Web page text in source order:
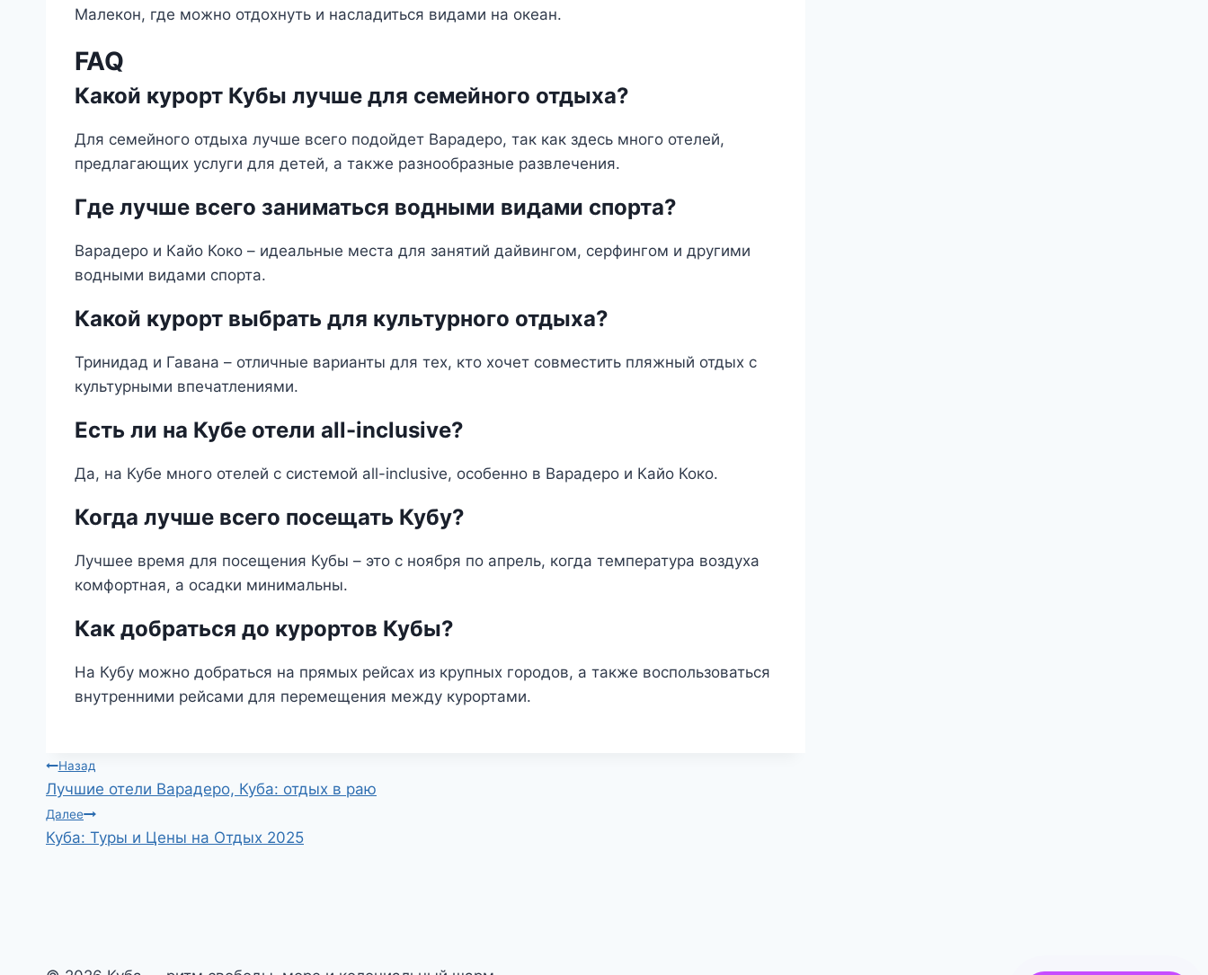
Малекон, где можно отдохнуть и насладиться видами на океан.
FAQ
Какой курорт Кубы лучше для семейного отдыха?
Для семейного отдыха лучше всего подойдет Варадеро, так как здесь много отелей,
предлагающих услуги для детей, а также разнообразные развлечения.
Где лучше всего заниматься водными видами спорта?
Варадеро и Кайо Коко – идеальные места для занятий дайвингом, серфингом и другими
водными видами спорта.
Какой курорт выбрать для культурного отдыха?
Тринидад и Гавана – отличные варианты для тех, кто хочет совместить пляжный отдых с
культурными впечатлениями.
Есть ли на Кубе отели all-inclusive?
Да, на Кубе много отелей с системой all-inclusive, особенно в Варадеро и Кайо Коко.
Когда лучше всего посещать Кубу?
Лучшее время для посещения Кубы – это с ноября по апрель, когда температура воздуха
комфортная, а осадки минимальны.
Как добраться до курортов Кубы?
На Кубу можно добраться на прямых рейсах из крупных городов, а также воспользоваться
внутренними рейсами для перемещения между курортами.
Навигация
по
записям
Назад
Лучшие отели Варадеро, Куба: отдых в раю
Далее
Куба: Туры и Цены на Отдых 2025